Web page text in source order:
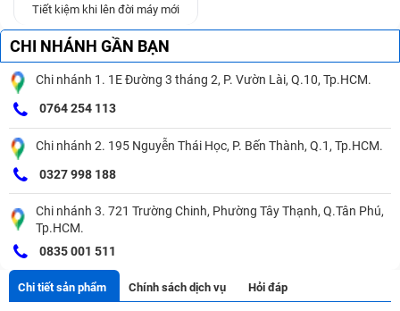
Tiết kiệm khi lên đời máy mới
CHI NHÁNH GẦN BẠN
Chi nhánh 1. 1E Đường 3 tháng 2, P. Vườn Lài, Q.10, Tp.HCM.
0764 254 113
Chi nhánh 2. 195 Nguyễn Thái Học, P. Bến Thành, Q.1, Tp.HCM.
0327 998 188
Chi nhánh 3. 721 Trường Chinh, Phường Tây Thạnh, Q.Tân Phú,
Tp.HCM.
0835 001 511
Chi tiết sản phẩm Chính sách dịch vụ Hỏi đáp